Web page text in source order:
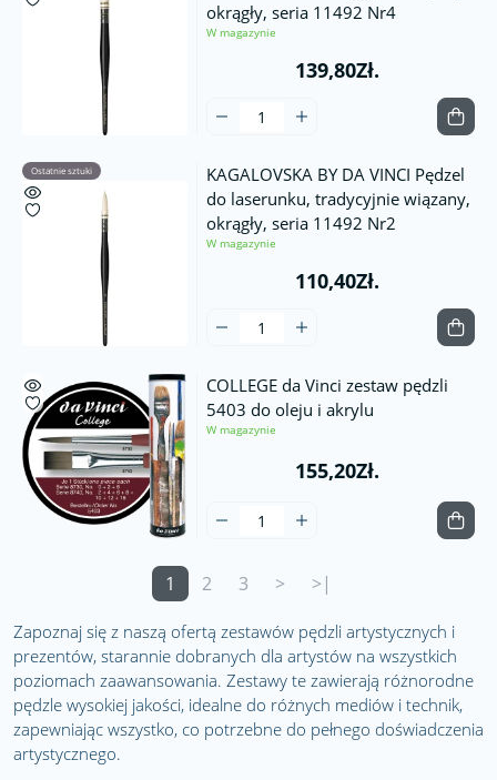
okrągły, seria 11492 Nr4
W magazynie
139,80Zł.
Ostatnie sztuki
KAGALOVSKA BY DA VINCI Pędzel
do laserunku, tradycyjnie wiązany,
okrągły, seria 11492 Nr2
W magazynie
110,40Zł.
COLLEGE da Vinci zestaw pędzli
5403 do oleju i akrylu
W magazynie
155,20Zł.
1 2 3 > >|
Zapoznaj się z naszą ofertą zestawów pędzli artystycznych i
prezentów, starannie dobranych dla artystów na wszystkich
poziomach zaawansowania. Zestawy te zawierają różnorodne
pędzle wysokiej jakości, idealne do różnych mediów i technik,
zapewniając wszystko, co potrzebne do pełnego doświadczenia
artystycznego.